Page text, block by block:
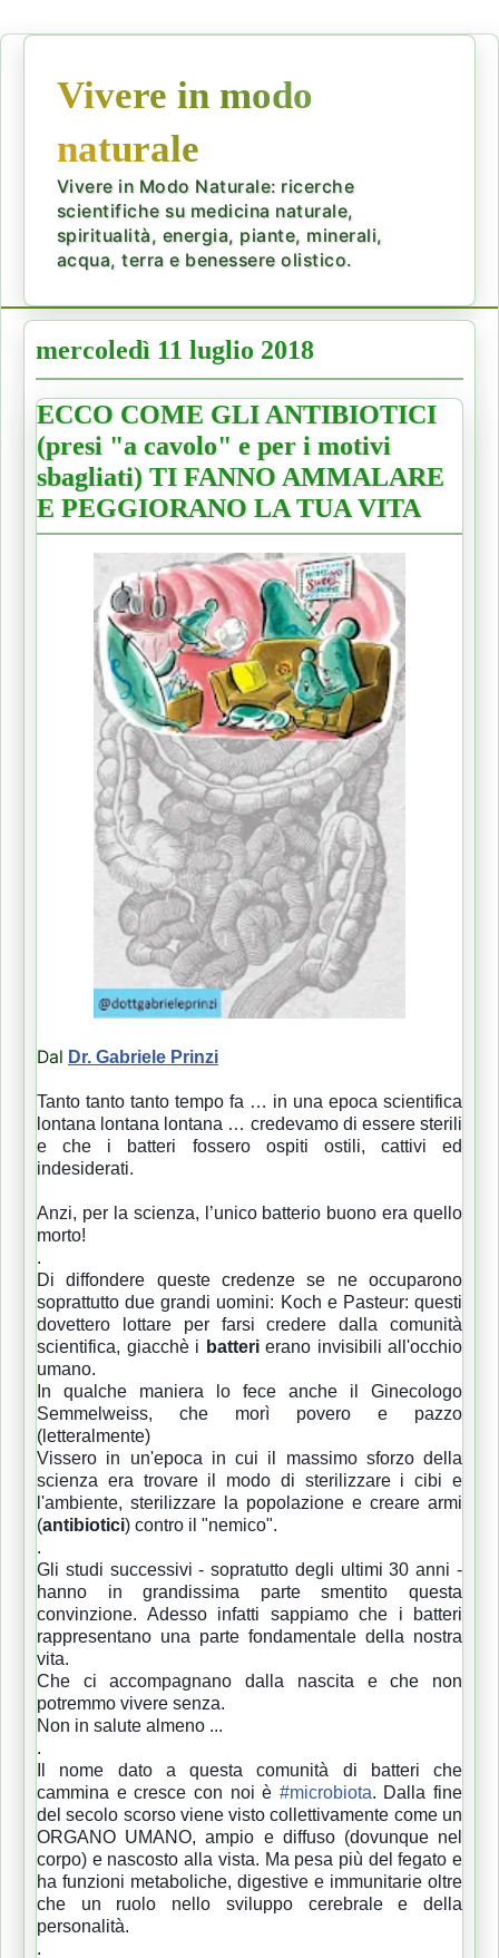
Vivere in modo
naturale
Vivere in Modo Naturale: ricerche
scientifiche su medicina naturale,
spiritualità, energia, piante, minerali,
acqua, terra e benessere olistico.
mercoledì 11 luglio 2018
ECCO COME GLI ANTIBIOTICI
(presi "a cavolo" e per i motivi
sbagliati) TI FANNO AMMALARE
E PEGGIORANO LA TUA VITA
Dal Dr. Gabriele Prinzi
Tanto tanto tanto tempo fa … in una epoca scientifica
lontana lontana lontana … credevamo di essere sterili
e che i batteri fossero ospiti ostili, cattivi ed
indesiderati.
Anzi, per la scienza, l’unico batterio buono era quello
morto!
.
Di diffondere queste credenze se ne occuparono
soprattutto due grandi uomini: Koch e Pasteur: questi
dovettero lottare per farsi credere dalla comunità
scientifica, giacchè i batteri erano invisibili all'occhio
umano.
In qualche maniera lo fece anche il Ginecologo
Semmelweiss, che morì povero e pazzo
(letteralmente)
Vissero in un'epoca in cui il massimo sforzo della
scienza era trovare il modo di sterilizzare i cibi e
l'ambiente, sterilizzare la popolazione e creare armi
(antibiotici) contro il "nemico".
.
Gli studi successivi - sopratutto degli ultimi 30 anni -
hanno in grandissima parte smentito questa
convinzione. Adesso infatti sappiamo che i batteri
rappresentano una parte fondamentale della nostra
vita.
Che ci accompagnano dalla nascita e che non
potremmo vivere senza.
Non in salute almeno ...
.
Il nome dato a questa comunità di batteri che
cammina e cresce con noi è #microbiota. Dalla fine
del secolo scorso viene visto collettivamente come un
ORGANO UMANO, ampio e diffuso (dovunque nel
corpo) e nascosto alla vista. Ma pesa più del fegato e
ha funzioni metaboliche, digestive e immunitarie oltre
che un ruolo nello sviluppo cerebrale e della
personalità.
.